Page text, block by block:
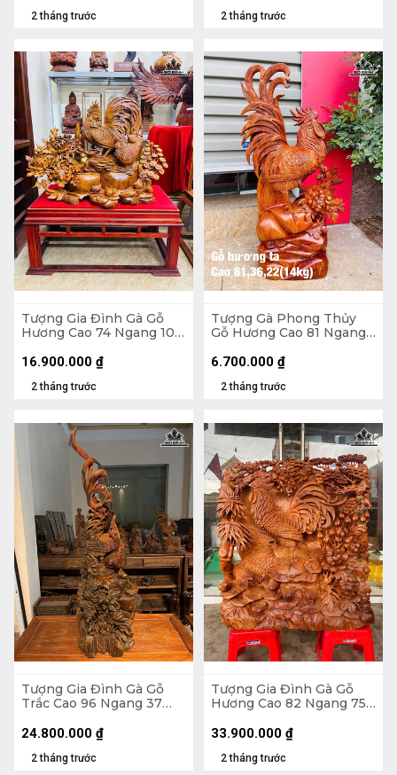
2 tháng trước 2 tháng trước
Tượng Gia Đình Gà Gỗ
Hương Cao 74 Ngang 105
125 Ngang 109 Sâu 58
2 tháng trước
16.900.000 ₫
Tượng Gà Phong Thủy
Gỗ Hương Cao 81 Ngang
2 tháng trước
6.700.000 ₫
Tượng Gia Đình Gà Gỗ
Trắc Cao 96 Ngang 37
2 tháng trước
24.800.000 ₫
Tượng Gia Đình Gà Gỗ
Hương Cao 82 Ngang 75
2 tháng trước
33.900.000 ₫